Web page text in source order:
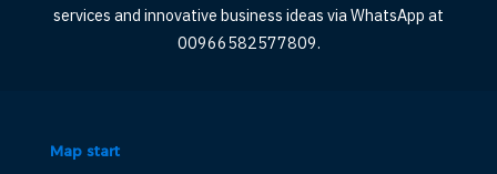
services and innovative business ideas via WhatsApp at
00966582577809.
Map start